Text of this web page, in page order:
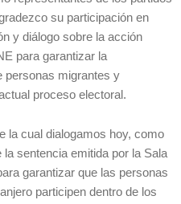
su participación en
y diálogo sobre la acción
para garantizar la
personas migrantes y
proceso electoral.
la cual dialogamos hoy, como
sentencia emitida por la Sala
garantizar que las personas
participen dentro de los